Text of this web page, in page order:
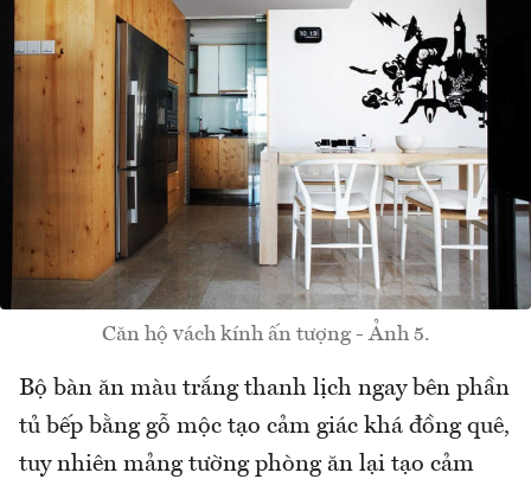
Căn hộ vách kính ấn tượng - Ảnh 5.
Bộ bàn ăn màu trắng thanh lịch ngay bên phần
tủ bếp bằng gỗ mộc tạo cảm giác khá đồng quê,
tuy nhiên mảng tường phòng ăn lại tạo cảm